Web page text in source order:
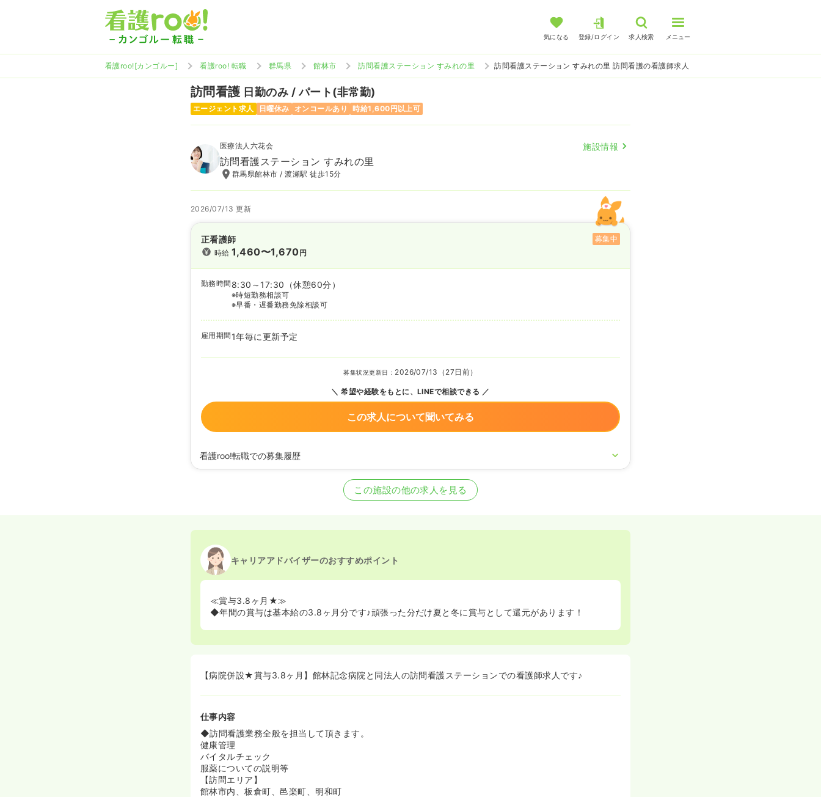
気になる 登録/ログイン 求人検索 メニュー
看護roo![カンゴルー] 看護roo! 転職 群馬県 館林市 訪問看護ステーション すみれの里 訪問看護ステーション すみれの里 訪問看護の看護師求人
訪問看護 日勤のみ / パート(非常勤)
エージェント求人 日曜休み オンコールあり 時給1,600円以上可
医療法人六花会 施設情報
訪問看護ステーション すみれの里
群馬県館林市 / 渡瀬駅 徒歩15分
2026/07/13 更新
正看護師
募集中
時給1,460〜1,670円
勤務時間 8:30～17:30 （休憩60分）
※時短勤務相談可
※早番・遅番勤務免除相談可
雇用期間 1年毎に更新予定
募集状況更新日： 2026/07/13（27日前）
希望や経験をもとに、LINEで相談できる
この求人について聞いてみる
看護roo!転職での募集履歴
この施設の他の求人を見る
キャリアアドバイザーのおすすめポイント
≪賞与3.8ヶ月★≫
◆年間の賞与は基本給の3.8ヶ月分です♪頑張った分だけ夏と冬に賞与として還元があります！
【病院併設★賞与3.8ヶ月】館林記念病院と同法人の訪問看護ステーションでの看護師求人です♪
仕事内容
◆訪問看護業務全般を担当して頂きます。
健康管理
バイタルチェック
服薬についての説明等
【訪問エリア】
館林市内、板倉町、邑楽町、明和町